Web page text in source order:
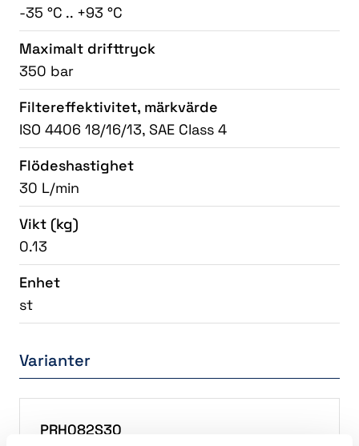
-35 °C .. +93 °C
Maximalt drifttryck
350 bar
Filtereffektivitet, märkvärde
ISO 4406 18/16/13, SAE Class 4
Flödeshastighet
30 L/min
Vikt (kg)
0.13
Enhet
st
Varianter
PRH082S30